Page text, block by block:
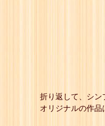
折り返して、シン
オリジナルの作品